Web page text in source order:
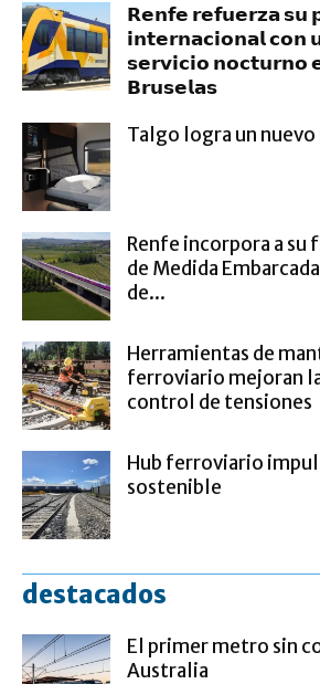
𝗥𝗲𝗻𝗳𝗲 𝗿𝗲𝗳𝘂𝗲𝗿𝘇𝗮 𝘀𝘂
𝗶𝗻𝘁𝗲𝗿𝗻𝗮𝗰𝗶𝗼𝗻𝗮𝗹 𝗰𝗼𝗻
𝘀𝗲𝗿𝘃𝗶𝗰𝗶𝗼 𝗻𝗼𝗰𝘁𝘂𝗿𝗻𝗼
𝗕𝗿𝘂𝘀𝗲𝗹𝗮𝘀
Talgo logra un nuevo
Renfe incorpora a su
de Medida
de...
Herramientas de
ferroviario mejoran
control de tensiones
Hub ferroviario
sostenible
destacados
El primer metro sin
Australia